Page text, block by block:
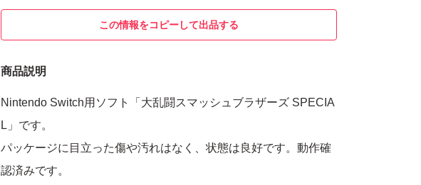
この情報をコピーして出品する
商品説明
Nintendo Switch用ソフト「大乱闘スマッシュブラザーズ SPECIA
L」です。
パッケージに目立った傷や汚れはなく、状態は良好です。動作確
認済みです。